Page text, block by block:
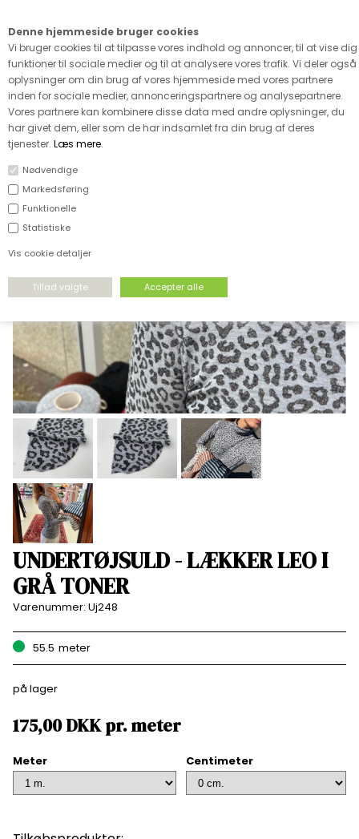
Denne hjemmeside bruger cookies
Vi bruger cookies til at tilpasse vores indhold og annoncer, til at vise dig
funktioner til sociale medier og til at analysere vores trafik. Vi deler også
oplysninger om din brug af vores hjemmeside med vores partnere
inden for sociale medier, annonceringspartnere og analysepartnere.
Vores partnere kan kombinere disse data med andre oplysninger, du
har givet dem, eller som de har indsamlet fra din brug af deres
tjenester. Læs mere.
Nødvendige
Markedsføring
Funktionelle
Statistiske
Vis cookie detaljer
FORSIDE›STRÆKSTOF
UNDERTØJSULD - LÆKKER LEO I
GRÅ TONER
Varenummer: Uj248
55.5 meter
på lager
175,00DKKpr.meter
Meter Centimeter